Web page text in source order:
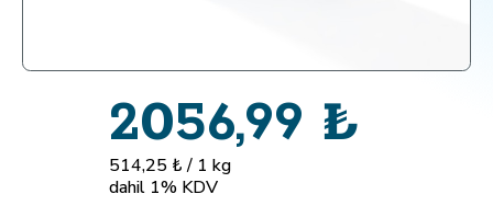
2056,99 ₺
514,25 ₺ / 1 kg
dahil 1% KDV